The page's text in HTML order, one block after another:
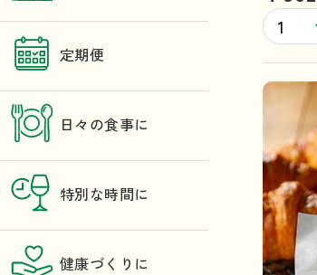
定期便
日々の食事に
特別な時間に
健康づくりに